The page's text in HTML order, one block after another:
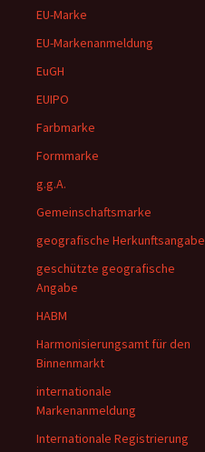
EU-Marke
EU-Markenanmeldung
EuGH
EUIPO
Farbmarke
Formmarke
g.g.A.
Gemeinschaftsmarke
geografische Herkunftsangabe
geschützte geografische
Angabe
HABM
Harmonisierungsamt für den
Binnenmarkt
internationale
Markenanmeldung
Internationale Registrierung